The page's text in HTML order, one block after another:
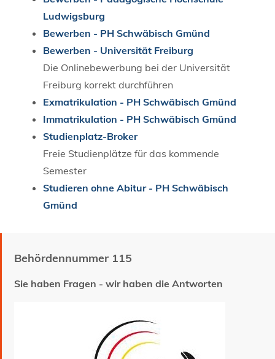
Ludwigsburg
Bewerben - PH Schwäbisch Gmünd
Bewerben - Universität Freiburg
Die Onlinebewerbung bei der Universität
Freiburg korrekt durchführen
Exmatrikulation - PH Schwäbisch Gmünd
Immatrikulation - PH Schwäbisch Gmünd
Studienplatz-Broker
Freie Studienplätze für das kommende
Semester
Studieren ohne Abitur - PH Schwäbisch
Gmünd
Behördennummer 115
Sie haben Fragen - wir haben die Antworten